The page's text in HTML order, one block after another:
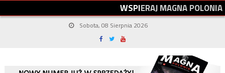
WSPIERAJMAGNAPOLONIA
Sobota, 08 Sierpnia 2026